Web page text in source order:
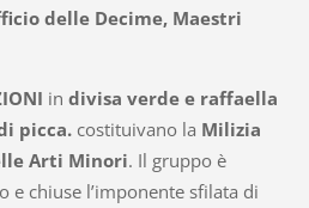
delle Decime, Maestri
in divisa verde e raffaella
picca.costituivano la Milizia
Arti Minori. Il gruppo è
e chiuse l’imponente sfilata di